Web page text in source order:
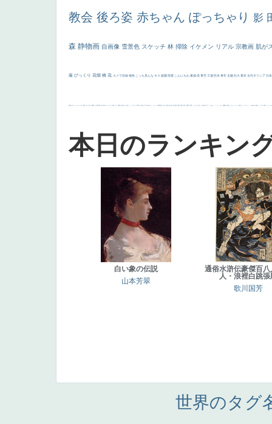
教会 後ろ姿 赤ちゃん ぽっちゃり 影
森 静物画 自画像 雪景色 スケッチ 林 掃除 イケメン リアル 宗教画 肌が
厳 びっくり 花畑 橋 花 カメラ目線 補色 こっち見んな キス 庭園 部屋 こんにちわ 素描 塔 青空 工場 巨木 青年 太陽 壮大 着衣 古代ギリシア 日
画質 last ヴィーナス 剣 白人少女 食事中 山本芳翠 麦 alciato ハーレム 女神 ローマ教皇 奥行き 火起こし シスター 東方の三博士 114514 かっこいい 受胎告知 天から覗き込む顔 設計図 挿絵 群衆 親子 裸婦 可愛い ピサロ ＃名画で学ぶ「たるみ」 ニーソックス 躍動感 黄色 こわい コート 畦道 レンブラント・ sekkusu 暖かい バブみ 靴下 ショッ
本日のランキン
白い象の伝説
山本芳翠
通俗水滸伝豪傑百八
人・浪裡白跳張
歌川国芳
世界のタグ